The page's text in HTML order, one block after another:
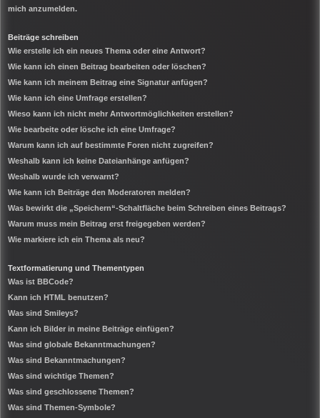
mich anzumelden.
Beiträge schreiben
Wie erstelle ich ein neues Thema oder eine Antwort?
Wie kann ich einen Beitrag bearbeiten oder löschen?
Wie kann ich meinem Beitrag eine Signatur anfügen?
Wie kann ich eine Umfrage erstellen?
Wieso kann ich nicht mehr Antwortmöglichkeiten erstellen?
Wie bearbeite oder lösche ich eine Umfrage?
Warum kann ich auf bestimmte Foren nicht zugreifen?
Weshalb kann ich keine Dateianhänge anfügen?
Weshalb wurde ich verwarnt?
Wie kann ich Beiträge den Moderatoren melden?
Was bewirkt die „Speichern“-Schaltfläche beim Schreiben eines Beitrags?
Warum muss mein Beitrag erst freigegeben werden?
Wie markiere ich ein Thema als neu?
Textformatierung und Thementypen
Was ist BBCode?
Kann ich HTML benutzen?
Was sind Smileys?
Kann ich Bilder in meine Beiträge einfügen?
Was sind globale Bekanntmachungen?
Was sind Bekanntmachungen?
Was sind wichtige Themen?
Was sind geschlossene Themen?
Was sind Themen-Symbole?